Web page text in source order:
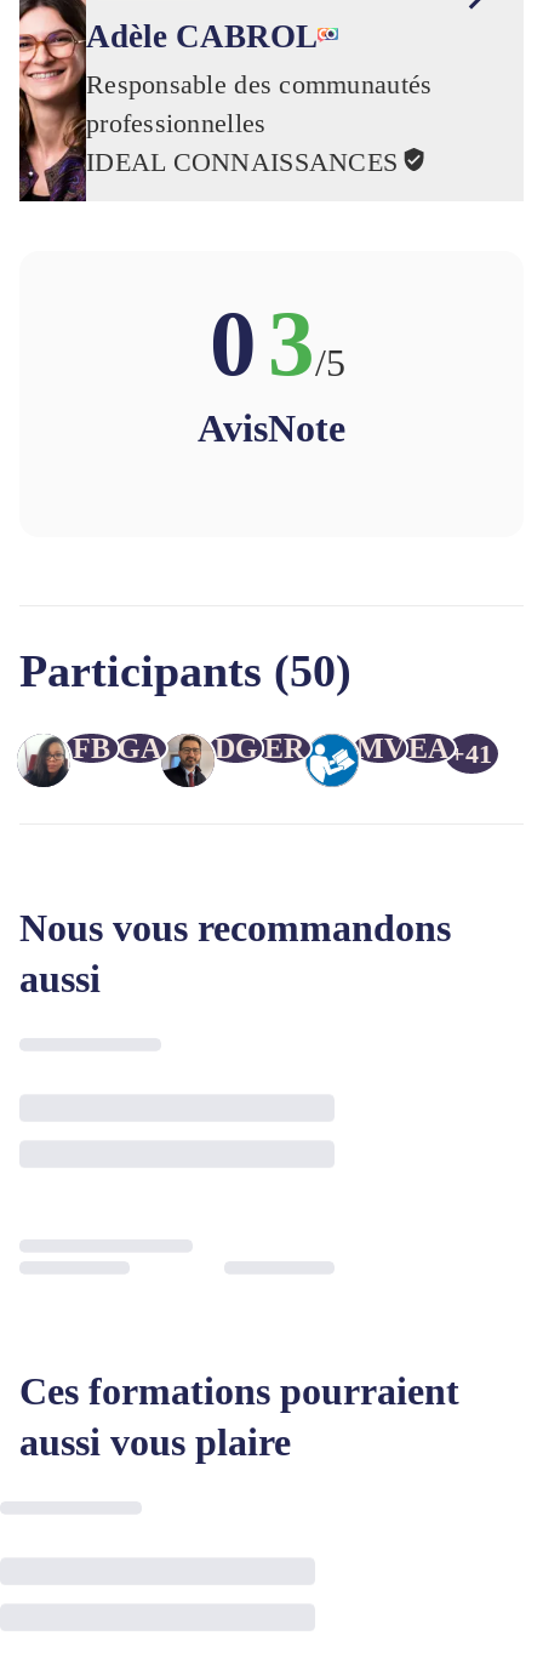
Adèle CABROL
Responsable des communautés
professionnelles
IDEAL CONNAISSANCES
0
Avis
3/5
Note
Participants (50)
+41
EA
MV
ER
DG
GA
FB
Nous vous recommandons
aussi
Ces formations pourraient
aussi vous plaire